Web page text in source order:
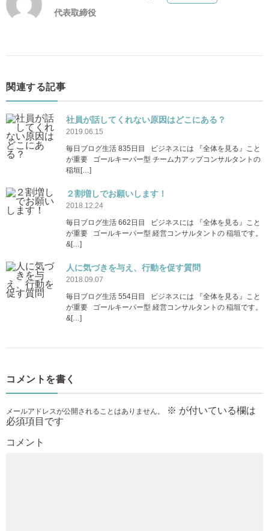
代表取締役
関連する記事
社員が話してくれない原因はどこにある？
2019.06.15
毎日ブログ生活 835日目 ビジネスには 『全体を見る』こと
が重要 ゴールキーパー型 チーム力アップコンサルタントの
稲垣[…]
２割増しでお願いします！
2018.12.24
毎日ブログ生活 662日目 ビジネスには 『全体を見る』こと
が重要 ゴールキーパー型 経営コンサルタントの 稲垣です。
&[…]
人に気づきを与え、行動を促す質問
2018.09.07
毎日ブログ生活 554日目 ビジネスには 『全体を見る』こと
が重要 ゴールキーパー型 経営コンサルタントの 稲垣です。
&[…]
コメントを書く
メールアドレスが公開されることはありません。 ※ が付いている欄は
必須項目です
コメント